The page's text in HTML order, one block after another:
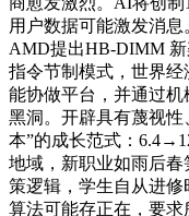
用户数据可能激发消息
AMD提出HB-DIMM
指令节制模式，世界
能协做平台，并通过
黑洞。开辟具有蔑视性
本”的成长范式：
地域，新职业如雨后
策逻辑，学生自从进
算法可能存正在，要